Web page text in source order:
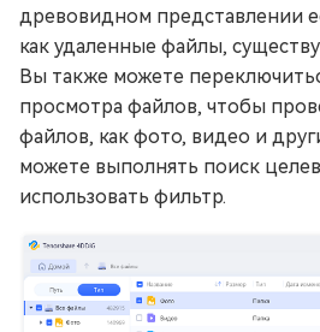
древовидном представлении
как удаленные файлы,
Вы также можете
просмотра файлов, чтобы
файлов, как фото, видео и
можете выполнять поиск
использовать фильтр.